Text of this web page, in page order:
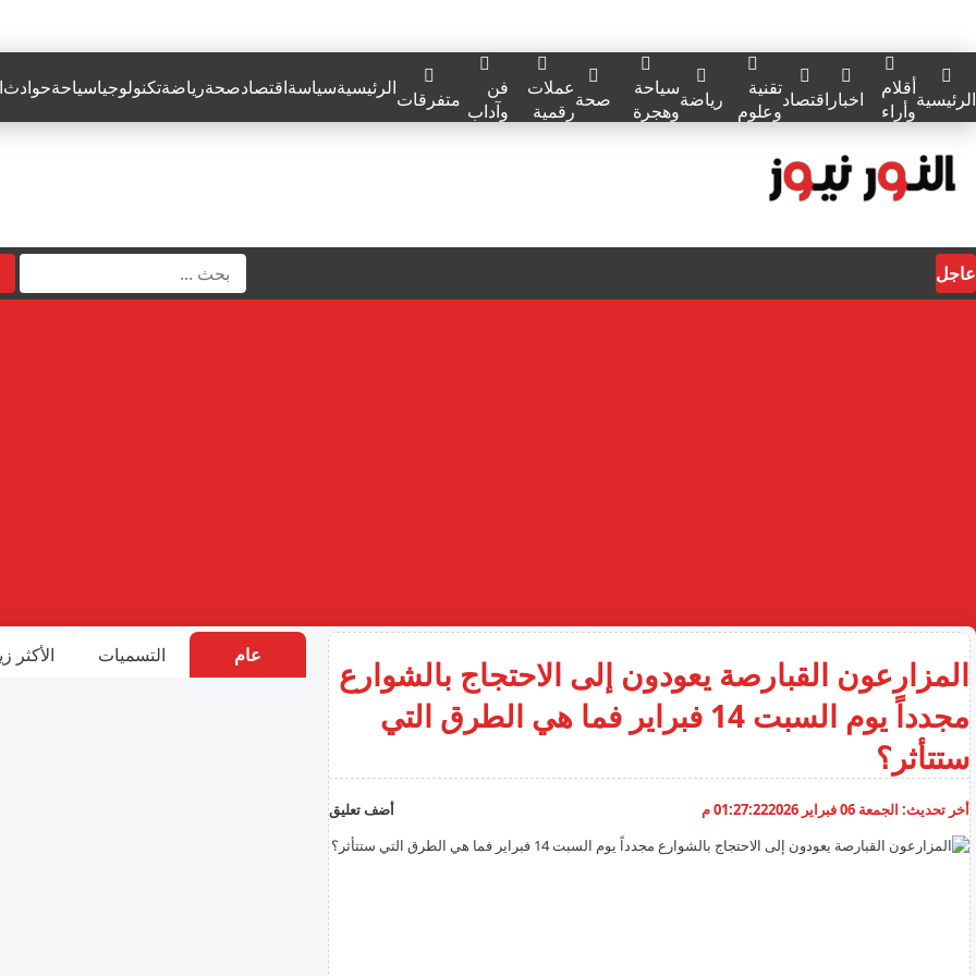
الرئيسيةأقلام
وأراء
اخبار اقتصادتقنية
وعلوم
رياضةسياحة
وهجرة
صحةعملات
رقمية
فن
وآداب متفرقاتالرئيسيةسياسةاقتصادصحةرياضةتكنولوجياسياحةحوادث
عاجل
المزارعون القبارصة يعودون إلى الاحتجاج بالشوارع
مجدداً يوم السبت 14 فبراير فما هي الطرق التي
ستتأثر؟
أخر تحديث: الجمعة 06 فبراير 2026 01:27:22 م أضف تعليق
عام التسميات الأكثر